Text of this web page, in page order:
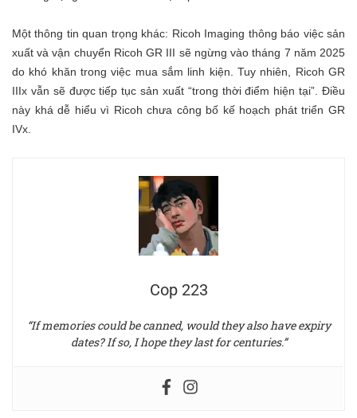
Một thông tin quan trọng khác: Ricoh Imaging thông báo việc sản
xuất và vận chuyển Ricoh GR III sẽ ngừng vào tháng 7 năm 2025
do khó khăn trong việc mua sắm linh kiện. Tuy nhiên, Ricoh GR
IIIx vẫn sẽ được tiếp tục sản xuất “trong thời điểm hiện tại”. Điều
này khá dễ hiểu vì Ricoh chưa công bố kế hoạch phát triển GR
IVx.
Cop 223
“If memories could be canned, would they also have expiry
dates? If so, I hope they last for centuries.”